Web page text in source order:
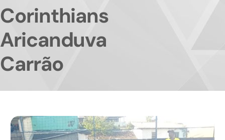
Corinthians
Aricanduva
Carrão